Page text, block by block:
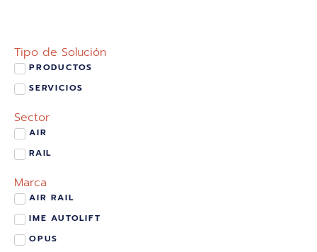
Tipo de Solución
PRODUCTOS
SERVICIOS
Sector
AIR
RAIL
Marca
AIR RAIL
IME AUTOLIFT
OPUS